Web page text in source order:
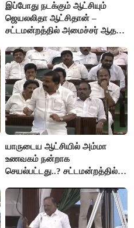
இப்போது நடக்கும் ஆட்சியும்
ஜெயலலிதா ஆட்சிதான் –
சட்டமன்றத்தில் அமைச்சர் ஆதவ்
யாருடைய ஆட்சியில் அம்மா
உணவகம் நன்றாக
செயல்பட்டது..? சட்டமன்றத்தில்